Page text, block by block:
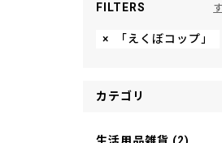
FILTERS
× 「えくぼコップ」
カテゴリ